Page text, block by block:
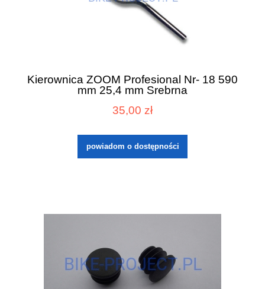
Kierownica ZOOM Profesional Nr- 18 590
mm 25,4 mm Srebrna
35,00 zł
powiadom o dostępności